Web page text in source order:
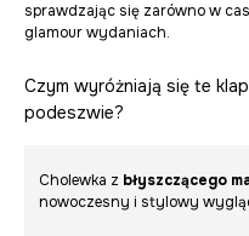
sprawdzając się zarówno w
glamour wydaniach.
Czym wyróżniają się te
podeszwie?
Cholewka z błyszczącego
nowoczesny i stylowy